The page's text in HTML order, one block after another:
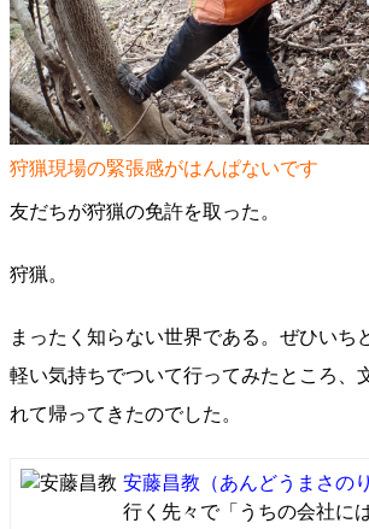
狩猟現場の緊張感がはんぱないです
友だちが狩猟の免許を取った。
狩猟。
まったく知らない世界である。ぜひいち
軽い気持ちでついて行ってみたところ、
れて帰ってきたのでした。
安藤昌教 （あんどうまさのり
行く先々で「うちの会社に